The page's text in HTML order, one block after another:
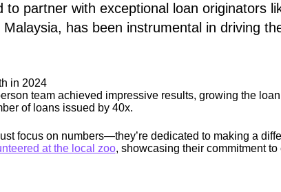
to partner with exceptional loan originators
has been instrumental in driving
in 2024
team achieved impressive results, growing the
of loans issued by 40x.
focus on numbers—they’re dedicated to making a
at the local zoo, showcasing their commitment